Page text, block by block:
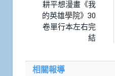
耕平想漫畫《我
的英雄學院》30
卷單行本左右完
結
相關報導